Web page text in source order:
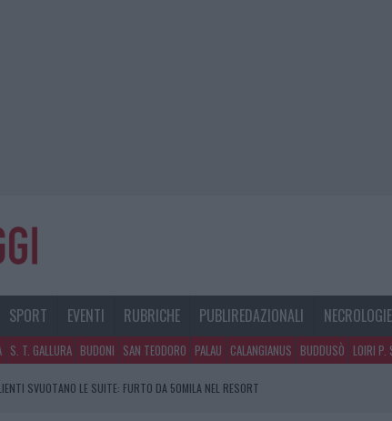
SPORT EVENTI RUBRICHE PUBLIREDAZIONALI NECROLOGIE
S. T. GALLURA BUDONI SAN TEODORO PALAU CALANGIANUS BUDDUSÒ LOIRI P.
SVUOTANO LE SUITE: FURTO DA 50MILA NEL RESORT